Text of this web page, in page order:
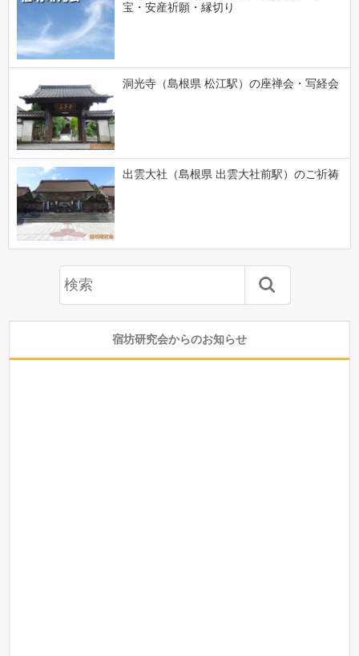
宝・安産祈願・縁切り
洞光寺（島根県 松江駅）の座禅会・写経会
出雲大社（島根県 出雲大社前駅）のご祈祷
宿坊研究会からのお知らせ